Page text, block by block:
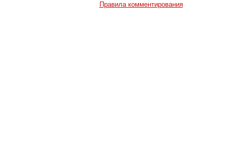
Правила комментирования